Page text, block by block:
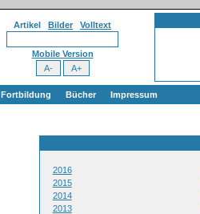
Artikel Bilder Volltext
Mobile Version
Fortbildung Bücher Impressum
2016
2015
2014
2013